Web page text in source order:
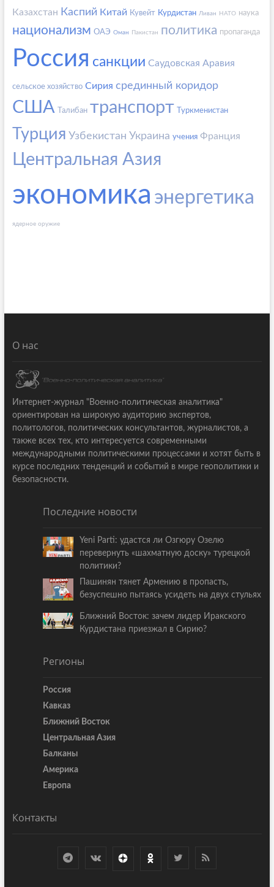
Казахстан Каспий Китай Кувейт Курдистан Ливан НАТО наука
национализм ОАЭ Оман Пакистан политика пропаганда
Россия санкции Саудовская Аравия
сельское хозяйство Сирия срединный коридор
США Талибан транспорт Туркменистан
Турция Узбекистан Украина учения Франция
Центральная Азия
экономика энергетика
ядерное оружие
О нас
Интернет-журнал "Военно-политическая аналитика"
ориентирован на широкую аудиторию экспертов,
политологов, политических консультантов, журналистов, а
также всех тех, кто интересуется современными
международными политическими процессами и хотят быть в
курсе последних тенденций и событий в мире геополитики и
безопасности.
Последние новости
Yeni Parti: удастся ли Озгюру Озелю
перевернуть «шахматную доску» турецкой
политики?
Пашинян тянет Армению в пропасть,
безуспешно пытаясь усидеть на двух стульях
Ближний Восток: зачем лидер Иракского
Курдистана приезжал в Сирию?
Регионы
Россия
Кавказ
Ближний Восток
Центральная Азия
Балканы
Америка
Европа
Контакты